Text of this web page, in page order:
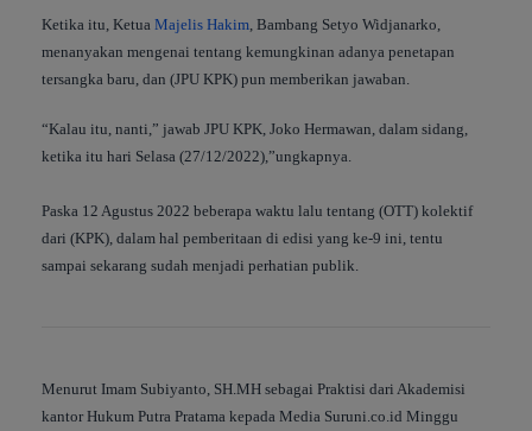
Ketika itu, Ketua Majelis Hakim , Bambang Setyo Widjanarko,
menanyakan mengenai tentang kemungkinan adanya penetapan
tersangka baru, dan (JPU KPK) pun memberikan jawaban.
“Kalau itu, nanti,” jawab JPU KPK, Joko Hermawan, dalam sidang,
ketika itu hari Selasa (27/12/2022),”ungkapnya.
Paska 12 Agustus 2022 beberapa waktu lalu tentang (OTT) kolektif
dari (KPK), dalam hal pemberitaan di edisi yang ke-9 ini, tentu
sampai sekarang sudah menjadi perhatian publik.
Menurut Imam Subiyanto, SH.MH sebagai Praktisi dari Akademisi
kantor Hukum Putra Pratama kepada Media Suruni.co.id Minggu